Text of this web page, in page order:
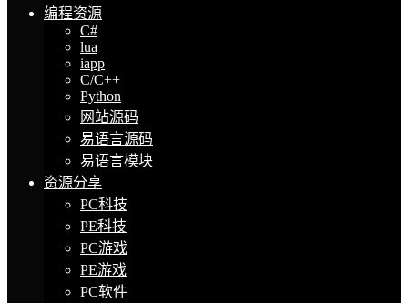
编程资源
C#
lua
iapp
C/C++
Python
网站源码
易语言源码
易语言模块
资源分享
PC科技
PE科技
PC游戏
PE游戏
PC软件